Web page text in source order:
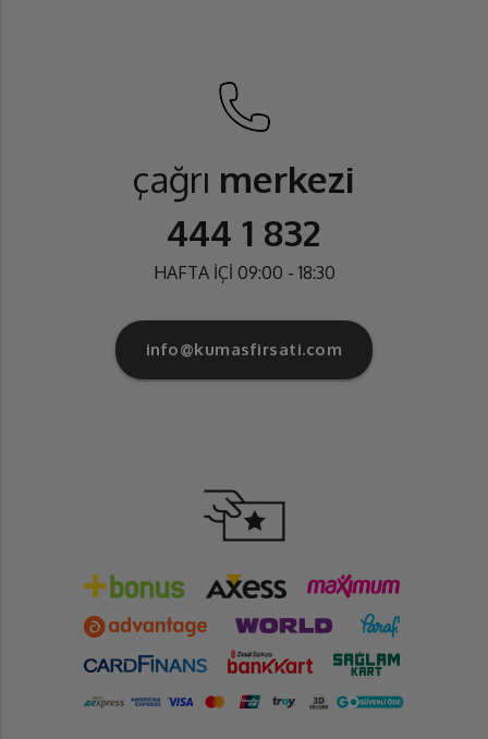
çağrı merkezi
444 1 832
HAFTA İÇİ 09:00 - 18:30
info@kumasfirsati.com